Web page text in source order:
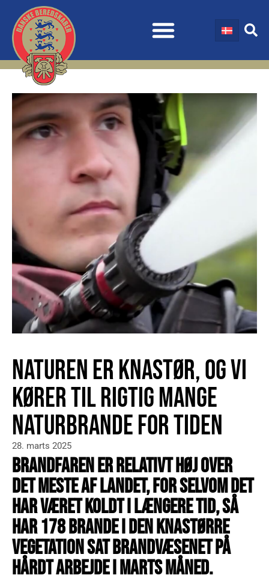
NATUREN ER KNASTØR, OG VI
KØRER TIL RIGTIG MANGE
NATURBRANDE FOR TIDEN
28. marts 2025
BRANDFAREN ER RELATIVT HØJ OVER
DET MESTE AF LANDET, FOR SELVOM DET
HAR VÆRET KOLDT I LÆNGERE TID, SÅ
HAR 178 BRANDE I DEN KNASTØRRE
VEGETATION SAT BRANDVÆSENET PÅ
HÅRDT ARBEJDE I MARTS MÅNED.